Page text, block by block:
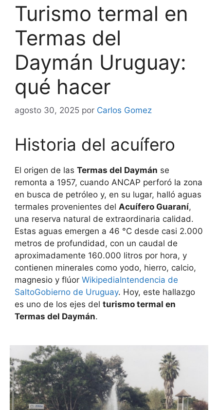
Turismo termal en
Termas del
Daymán Uruguay:
qué hacer
agosto 30, 2025 por Carlos Gomez
Historia del acuífero
El origen de las Termas del Daymán se
remonta a 1957, cuando ANCAP perforó la zona
en busca de petróleo y, en su lugar, halló aguas
termales provenientes del Acuífero Guaraní,
una reserva natural de extraordinaria calidad.
Estas aguas emergen a 46 °C desde casi 2.000
metros de profundidad, con un caudal de
aproximadamente 160.000 litros por hora, y
contienen minerales como yodo, hierro, calcio,
magnesio y flúor WikipediaIntendencia de
SaltoGobierno de Uruguay. Hoy, este hallazgo
es uno de los ejes del turismo termal en
Termas del Daymán.